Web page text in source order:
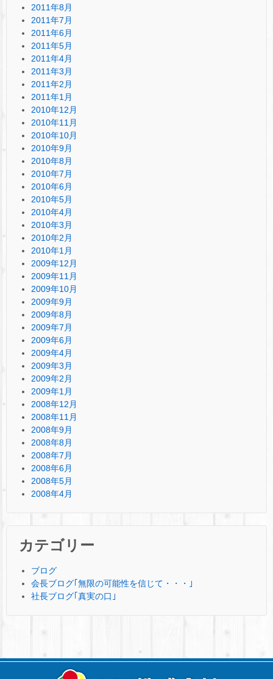
2011年8月
2011年7月
2011年6月
2011年5月
2011年4月
2011年3月
2011年2月
2011年1月
2010年12月
2010年11月
2010年10月
2010年9月
2010年8月
2010年7月
2010年6月
2010年5月
2010年4月
2010年3月
2010年2月
2010年1月
2009年12月
2009年11月
2009年10月
2009年9月
2009年8月
2009年7月
2009年6月
2009年4月
2009年3月
2009年2月
2009年1月
2008年12月
2008年11月
2008年9月
2008年8月
2008年7月
2008年6月
2008年5月
2008年4月
カテゴリー
ブログ
会長ブログ｢無限の可能性を信じて・・・｣
社長ブログ｢真実の口｣